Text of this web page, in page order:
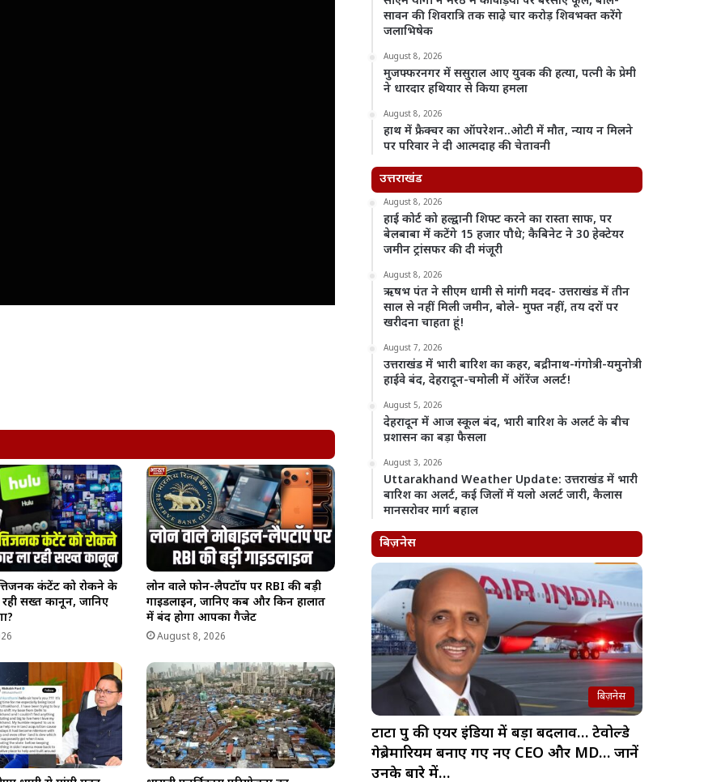
कंटेंट को रोकने के
सख्त कानून, जानिए
लोन वाले फोन-लैपटॉप पर RBI की बड़ी
गाइडलाइन, जानिए कब और किन हालात
में बंद होगा आपका गैजेट
August 8, 2026
सावन की शिवरात्रि तक साढ़े चार करोड़ शिवभक्त करेंगे
जलाभिषेक
August 8, 2026
मुजफ्फरनगर में ससुराल आए युवक की हत्या, पत्नी के प्रेमी
ने धारदार हथियार से किया हमला
August 8, 2026
हाथ में फ्रैक्चर का ऑपरेशन..ओटी में मौत, न्याय न मिलने
पर परिवार ने दी आत्मदाह की चेतावनी
उत्तराखंड
August 8, 2026
हाई कोर्ट को हल्द्वानी शिफ्ट करने का रास्ता साफ, पर
बेलबाबा में कटेंगे 15 हजार पौधे; कैबिनेट ने 30 हेक्टेयर
जमीन ट्रांसफर की दी मंजूरी
August 8, 2026
ऋषभ पंत ने सीएम धामी से मांगी मदद- उत्तराखंड में तीन
साल से नहीं मिली जमीन, बोले- मुफ्त नहीं, तय दरों पर
खरीदना चाहता हूं!
August 7, 2026
उत्तराखंड में भारी बारिश का कहर, बद्रीनाथ-गंगोत्री-यमुनोत्री
हाईवे बंद, देहरादून-चमोली में ऑरेंज अलर्ट!
August 5, 2026
देहरादून में आज स्कूल बंद, भारी बारिश के अलर्ट के बीच
प्रशासन का बड़ा फैसला
August 3, 2026
Uttarakhand Weather Update: उत्तराखंड में भारी
बारिश का अलर्ट, कई जिलों में यलो अलर्ट जारी, कैलास
मानसरोवर मार्ग बहाल
बिज़नेस
बिज़नेस
टाटा ग्रुप की एयर इंडिया में बड़ा बदलाव… टेवोल्डे
गेब्रेमारियम बनाए गए नए CEO और MD… जानें
उनके बारे में…